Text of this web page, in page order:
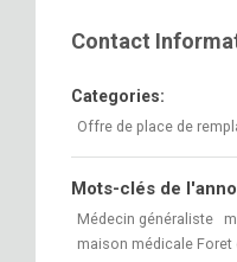
Contact
Categories:
Offre de place de
Mots-clés de
Médecin généraliste
maison médicale Foret